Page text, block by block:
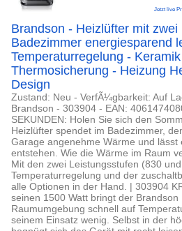
Jetzt live
Brandson - Heizlüfter mit
Badezimmer energiesparend
Temperaturregelung -
Thermosicherung - Heizung
Design
Zustand: Neu - VerfÃ¼gbarkeit: Auf
Brandson - 303904 - EAN:
SEKUNDEN: Holen Sie sich den
Heizlüfter spendet im Badezimmer,
Garage angenehme Wärme und lässt
entstehen. Wie die Wärme im Raum
Mit den zwei Leistungsstufen (830
Temperaturregelung und der
alle Optionen in der Hand. | 303904
seinen 1500 Watt bringt der Brandson
Raumumgebung schnell auf
seinem Einsatz wenig. Selbst in der